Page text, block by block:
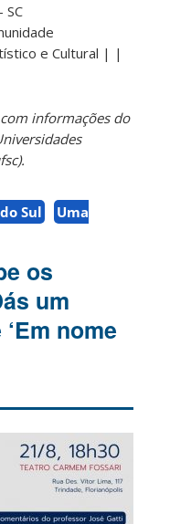
e Cultural | |
com informações do
Sul
Uma
os
um
nome